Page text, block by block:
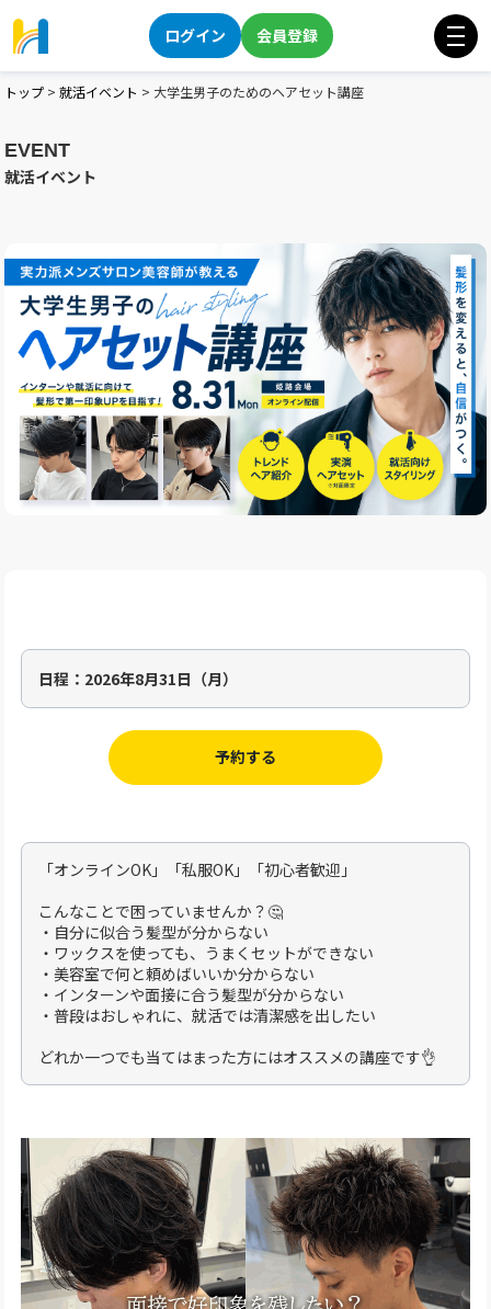
ログイン 会員登録
トップ > 就活イベント > 大学生男子のためのヘアセット講座
EVENT
就活イベント
日程： 2026年8月31日（月）
予約する
「オンラインOK」「私服OK」「初心者歓迎」
こんなことで困っていませんか？🤔
・自分に似合う髪型が分からない
・ワックスを使っても、うまくセットができない
・美容室で何と頼めばいいか分からない
・インターンや面接に合う髪型が分からない
・普段はおしゃれに、就活では清潔感を出したい
どれか一つでも当てはまった方にはオススメの講座です👌